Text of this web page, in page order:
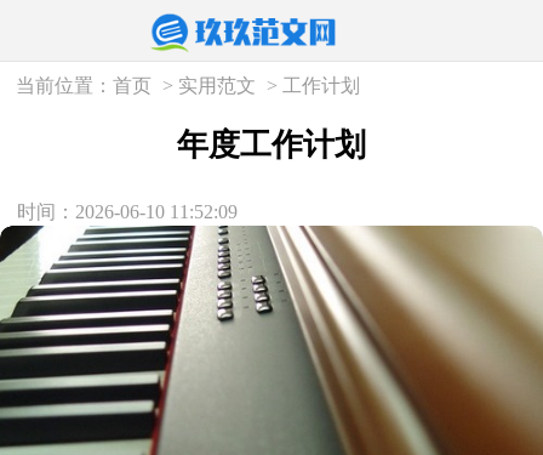
当前位置：首页 > 实用范文 > 工作计划
年度工作计划
时间：2026-06-10 11:52:09